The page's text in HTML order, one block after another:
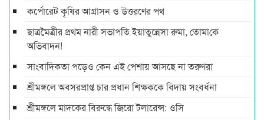
কর্পোরেট কৃষির আগ্রাসন ও উত্তরণের পথ
ছাত্রমৈত্রীর প্রথম নারী সভাপ‌তি ইয়াতুন্নেসা রুমা, তোমা‌কে
অ‌ভিবাদন!
সাংবাদিকতা পড়েও কেন এই পেশায় আসছে না তরুণরা
শ্রীমঙ্গলে অবসরপ্রাপ্ত চার প্রধান শিক্ষককে বিদায় সংবর্ধনা
শ্রীমঙ্গলে মাদকের বিরুদ্ধে জিরো টলারেন্স: ওসি